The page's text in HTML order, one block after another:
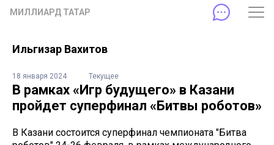
МИЛЛИАРД ТАТАР
Ильгизар Вахитов
18 января 2024 Текущее
В рамках «Игр будущего» в Казани
пройдет суперфинал «Битвы роботов»
В Казани состоится суперфинал чемпионата "Битва